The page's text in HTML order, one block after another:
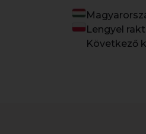
Lengyel
Következő